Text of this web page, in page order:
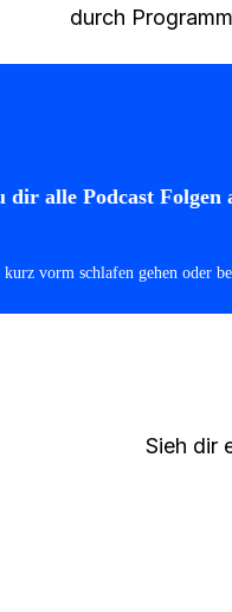
durch
dir alle Podcast Folgen
vorm schlafen gehen oder
Sieh dir